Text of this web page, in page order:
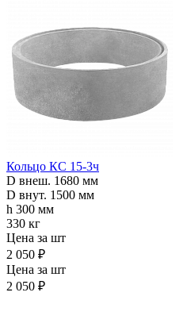
Кольцо КС 15-3ч
D внеш. 1680 мм
D внут. 1500 мм
h 300 мм
330 кг
Цена за шт
2 050 ₽
Цена за шт
2 050 ₽